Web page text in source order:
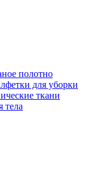
полотно
для уборки
ткани
тела